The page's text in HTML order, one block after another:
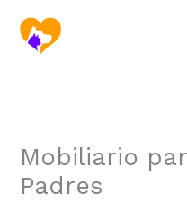
contenido
Mobiliario
Padres